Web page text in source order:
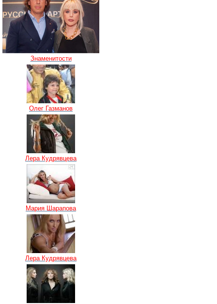
Знаменитости
Олег Газманов
Лера Кудрявцева
Мария Шарапова
Лера Кудрявцева